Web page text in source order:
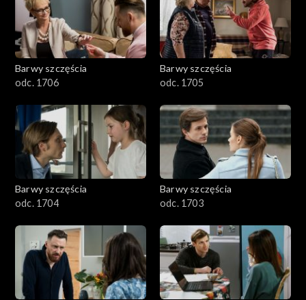
Barwy szczęścia
odc. 1706
Barwy szczęścia
odc. 1705
Barwy szczęścia
odc. 1704
Barwy szczęścia
odc. 1703